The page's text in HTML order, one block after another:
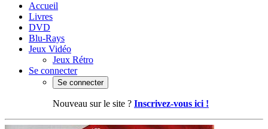
Accueil
Livres
DVD
Blu-Rays
Jeux Vidéo
Jeux Rétro
Se connecter
Se connecter
Nouveau sur le site ? Inscrivez-vous ici !